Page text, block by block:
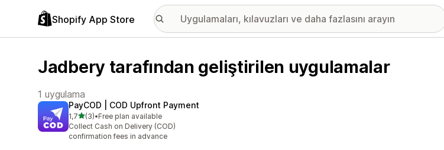
Shopify App Store
Jadbery tarafından geliştirilen uygulamalar
1 uygulama
PayCOD | COD Upfront Payment
1,75 yıldız üzerinden
(3)
toplam 3 değerlendirme
•Free plan available
Collect Cash on Delivery (COD)
confirmation fees in advance